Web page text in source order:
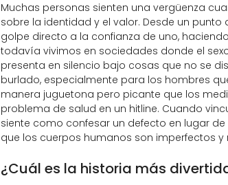
Muchas personas sienten una vergüenza
sobre la identidad y el valor. Desde un
golpe directo a la confianza de uno,
todavía vivimos en sociedades donde el
presenta en silencio bajo cosas que no se
burlado, especialmente para los hombres
manera juguetona pero picante que los
problema de salud en un hitline. Cuando
siente como confesar un defecto en lugar
que los cuerpos humanos son imperfectos
¿Cuál es la historia más